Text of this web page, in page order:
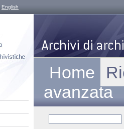
English
Home
avanzata